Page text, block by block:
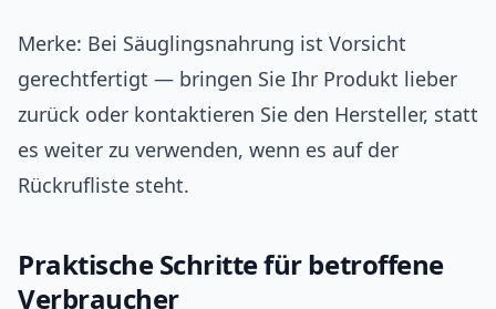
Merke: Bei Säuglingsnahrung ist Vorsicht
gerechtfertigt — bringen Sie Ihr Produkt lieber
zurück oder kontaktieren Sie den Hersteller, statt
es weiter zu verwenden, wenn es auf der
Rückrufliste steht.
Praktische Schritte für betroffene
Verbraucher